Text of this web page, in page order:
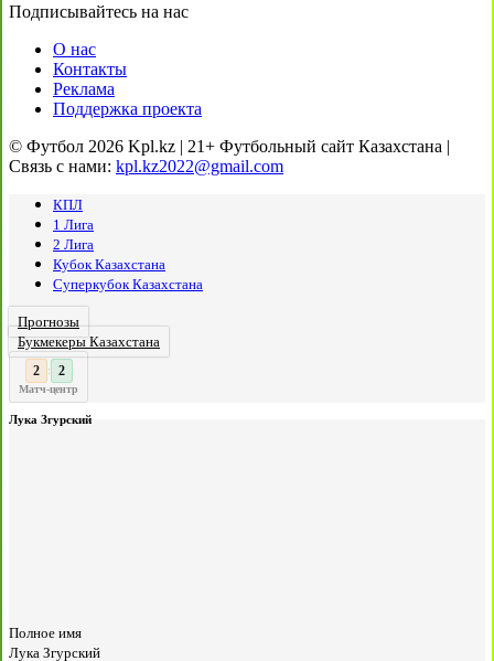
Подписывайтесь на нас
О нас
Контакты
Реклама
Поддержка проекта
© Футбол 2026 Kpl.kz | 21+ Футбольный сайт Казахстана |
Связь с нами: kpl.kz2022@gmail.com
КПЛ
1 Лига
2 Лига
Кубок Казахстана
Суперкубок Казахстана
Прогнозы
Букмекеры Казахстана
3 : 2
Матч-центр
Лука Згурский
Полное имя
Лука Згурский